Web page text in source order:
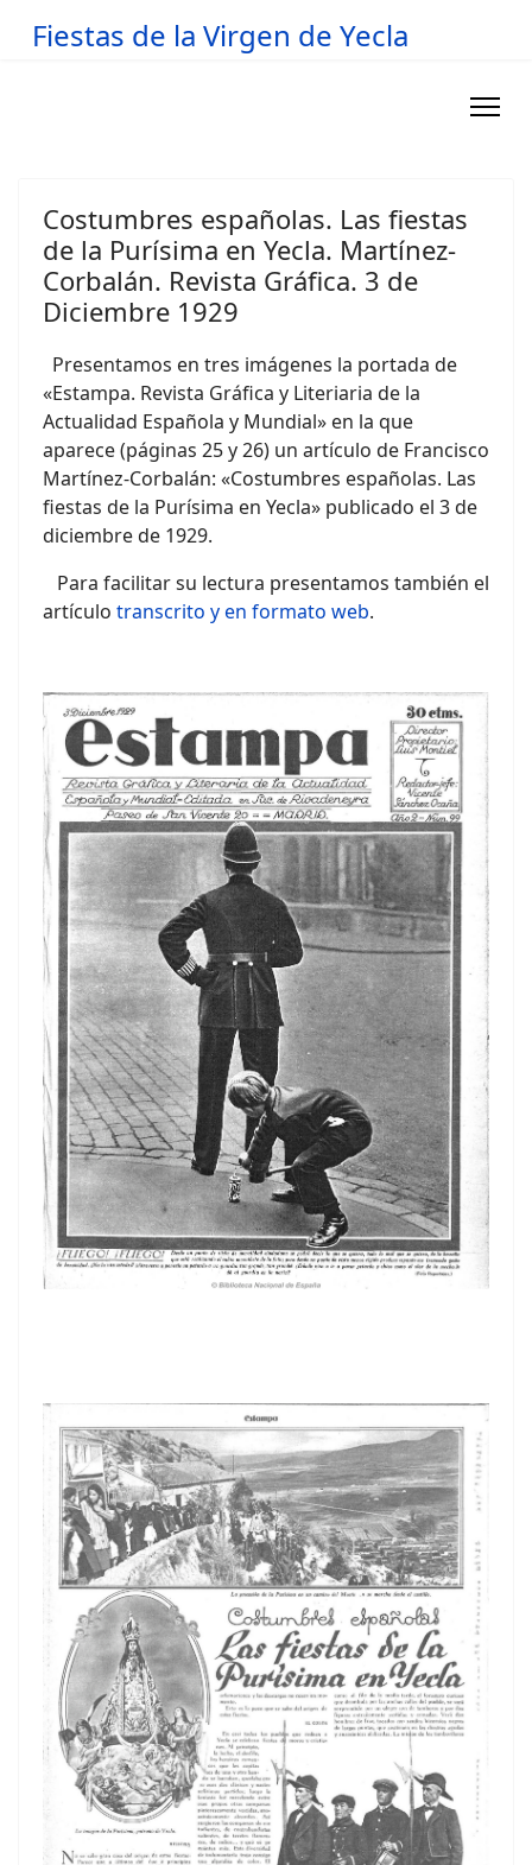
Fiestas de la Virgen de Yecla
Costumbres españolas. Las fiestas
de la Purísima en Yecla. Martínez-
Corbalán. Revista Gráfica. 3 de
Diciembre 1929
Presentamos en tres imágenes la portada de
«Estampa. Revista Gráfica y Literiaria de la
Actualidad Española y Mundial» en la que
aparece (páginas 25 y 26) un artículo de Francisco
Martínez-Corbalán: «Costumbres españolas. Las
fiestas de la Purísima en Yecla» publicado el 3 de
diciembre de 1929.
Para facilitar su lectura presentamos también el
artículo transcrito y en formato web.